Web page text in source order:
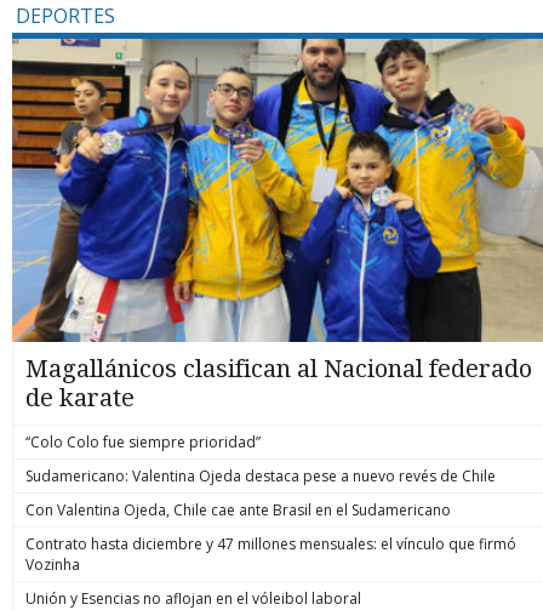
DEPORTES
Magallánicos clasifican al Nacional federado
de karate
“Colo Colo fue siempre prioridad”
Sudamericano: Valentina Ojeda destaca pese a nuevo revés de Chile
Con Valentina Ojeda, Chile cae ante Brasil en el Sudamericano
Contrato hasta diciembre y 47 millones mensuales: el vínculo que firmó
Vozinha
Unión y Esencias no aflojan en el vóleibol laboral